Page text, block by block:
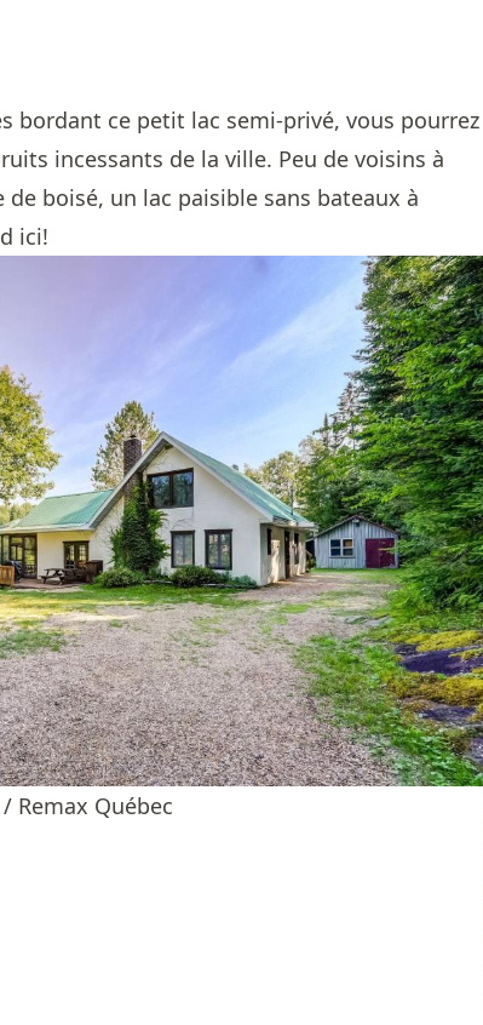
bordant ce petit lac semi-privé, vous pourrez
incessants de la ville. Peu de voisins à
boisé, un lac paisible sans bateaux à
ici!
Remax Québec